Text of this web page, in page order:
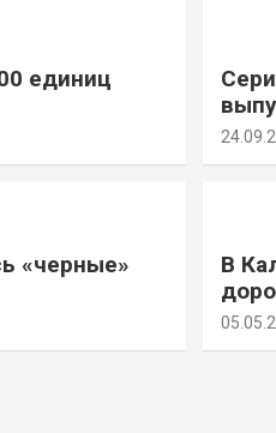
единиц
«черные»
В